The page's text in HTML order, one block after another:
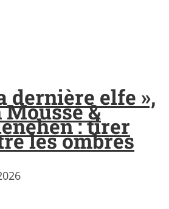
dernière elfe »,
&
: tirer
les ombres